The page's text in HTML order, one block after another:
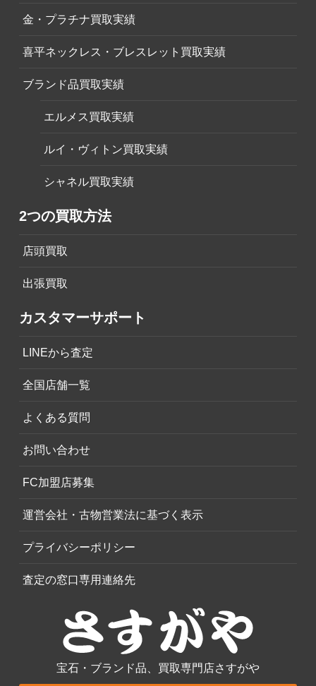
金・プラチナ買取実績
喜平ネックレス・ブレスレット買取実績
ブランド品買取実績
エルメス買取実績
ルイ・ヴィトン買取実績
シャネル買取実績
2つの買取方法
店頭買取
出張買取
カスタマーサポート
LINEから査定
全国店舗一覧
よくある質問
お問い合わせ
FC加盟店募集
運営会社・古物営業法に基づく表示
プライバシーポリシー
査定の窓口専用連絡先
宝石・ブランド品、買取専門店さすがや